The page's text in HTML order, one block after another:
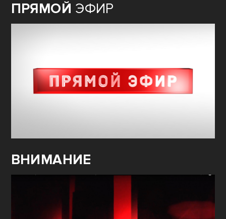
ПРЯМОЙ ЭФИР
ВНИМАНИЕ